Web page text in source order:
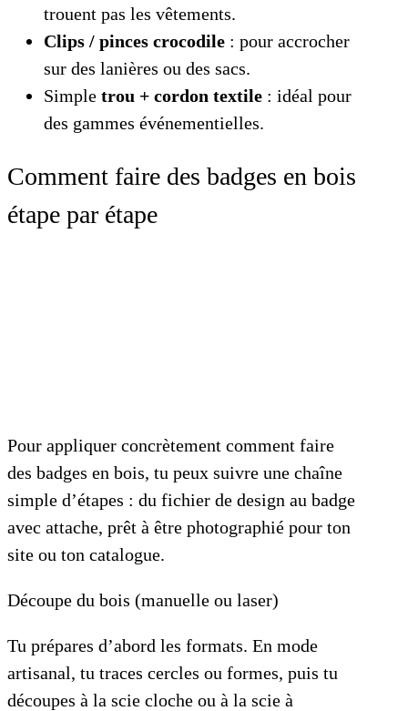
trouent pas les vêtements.
Clips / pinces crocodile : pour accrocher
sur des lanières ou des sacs.
Simple trou + cordon textile : idéal pour
des gammes événementielles.
Comment faire des badges en bois
étape par étape
Pour appliquer concrètement comment faire
des badges en bois, tu peux suivre une chaîne
simple d’étapes : du fichier de design au badge
avec attache, prêt à être photographié pour ton
site ou ton catalogue.
Découpe du bois (manuelle ou laser)
Tu prépares d’abord les formats. En mode
artisanal, tu traces cercles ou formes, puis tu
découpes à la scie cloche ou à la scie à